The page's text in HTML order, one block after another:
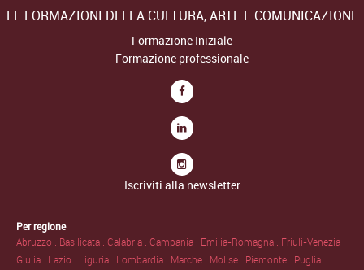
LE FORMAZIONI DELLA CULTURA, ARTE E COMUNICAZIONE
Formazione Iniziale
Formazione professionale
Iscriviti alla newsletter
Per regione
Abruzzo . Basilicata .Calabria .Campania . Emilia-Romagna . Friuli-Venezia
Giulia . Lazio . Liguria . Lombardia . Marche . Molise . Piemonte . Puglia .